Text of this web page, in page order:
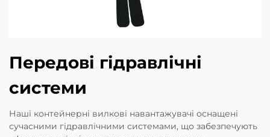
Передові гідравлічні
системи
Наші контейнерні вилкові навантажувачі оснащені
сучасними гідравлічними системами, що забезпечують